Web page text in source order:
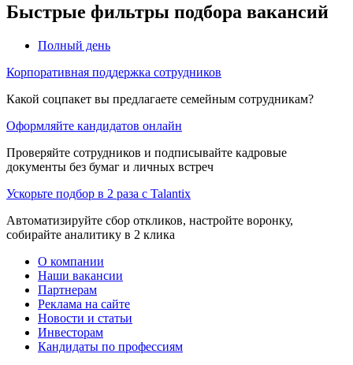
Быстрые фильтры подбора вакансий
Полный день
Корпоративная поддержка сотрудников
Какой соцпакет вы предлагаете семейным сотрудникам?
Оформляйте кандидатов онлайн
Проверяйте сотрудников и подписывайте кадровые
документы без бумаг и личных встреч
Ускорьте подбор в 2 раза с Talantix
Автоматизируйте сбор откликов, настройте воронку,
собирайте аналитику в 2 клика
О компании
Наши вакансии
Партнерам
Реклама на сайте
Новости и статьи
Инвесторам
Кандидаты по профессиям